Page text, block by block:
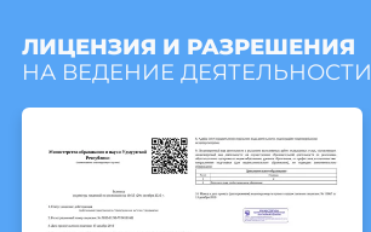
ЛИЦЕНЗИЯ И РАЗРЕШЕНИЯ
НА ВЕДЕНИЕ ДЕЯТЕЛЬНОСТИ